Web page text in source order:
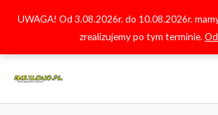
UWAGA! Od 3.08.2026r. do 10.08.2026r.
zrealizujemy po tym terminie.